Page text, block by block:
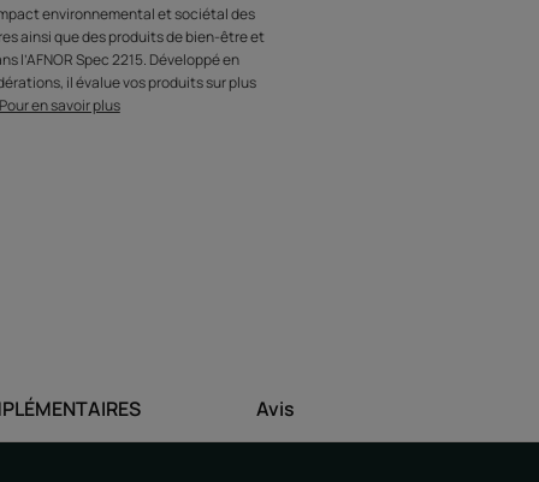
*Test en vie
environnemental et sociétal des
ainsi que des produits de bien-être et
l’AFNOR Spec 2215. Développé en
il évalue vos produits sur plus
Pour en savoir plus
Avis